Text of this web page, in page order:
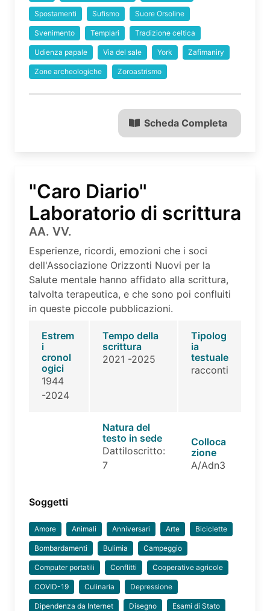
Spostamenti Sufismo Suore Orsoline
Svenimento Templari Tradizione celtica
Udienza papale Via del sale York Zafimaniry
Zone archeologiche Zoroastrismo
Scheda Completa
"Caro Diario"
Laboratorio di scrittura
AA. VV.
Esperienze, ricordi, emozioni che i soci
dell'Associazione Orizzonti Nuovi per la
Salute mentale hanno affidato alla scrittura,
talvolta terapeutica, e che sono poi confluiti
in queste piccole pubblicazioni.
Estrem
i
cronol
ogici
1944
-2024
Tempo della
scrittura
2021 -2025
Tipolog
ia
testuale
racconti
Natura del
testo in sede
Dattiloscritto:
7
Colloca
zione
A/Adn3
Soggetti
Amore Animali Anniversari Arte Biciclette
Bombardamenti Bulimia Campeggio
Computer portatili Conflitti Cooperative agricole
COVID-19 Culinaria Depressione
Dipendenza da Internet Disegno Esami di Stato